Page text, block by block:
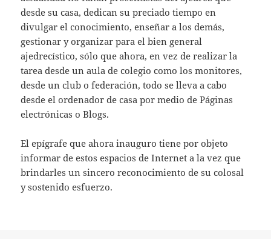
desde su casa, dedican su preciado tiempo en
divulgar el conocimiento, enseñar a los demás,
gestionar y organizar para el bien general
ajedrecístico, sólo que ahora, en vez de realizar la
tarea desde un aula de colegio como los monitores,
desde un club o federación, todo se lleva a cabo
desde el ordenador de casa por medio de Páginas
electrónicas o Blogs.
El epígrafe que ahora inauguro tiene por objeto
informar de estos espacios de Internet a la vez que
brindarles un sincero reconocimiento de su colosal
y sostenido esfuerzo.